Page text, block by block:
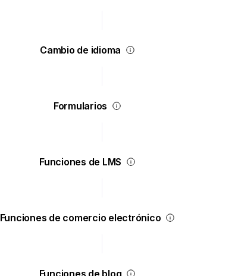
Cambio de idioma
Formularios
Funciones de LMS
Funciones de comercio electrónico
Funciones de blog